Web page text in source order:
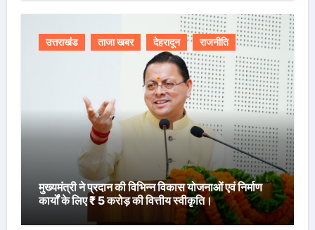
उत्तराखंड ताजा खबर देहरादून राजनीति
मुख्यमंत्री ने प्रदान की विभिन्न विकास योजनाओं एवं निर्माण
कार्यों के लिए ₹ 5 करोड़ की वित्तीय स्वीकृति।